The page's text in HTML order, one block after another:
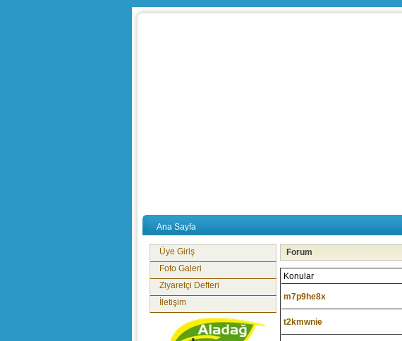
Ana Sayfa
Forum
Konular
m7p9he8x
t2kmwnie
Üye Giriş
Foto Galeri
Ziyaretçi Defteri
İletişim